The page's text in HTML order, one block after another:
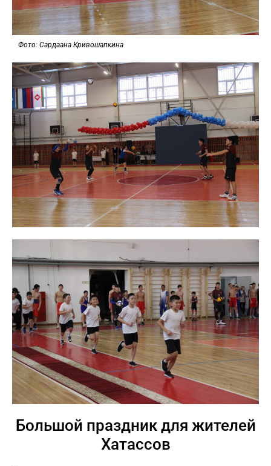
Фото: Сардаана Кривошапкина
Большой праздник для жителей
Хатассов